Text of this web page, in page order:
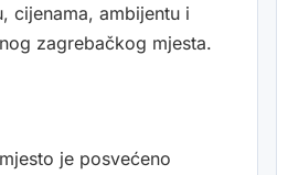
cijenama, ambijentu i
zagrebačkog mjesta.
je posvećeno